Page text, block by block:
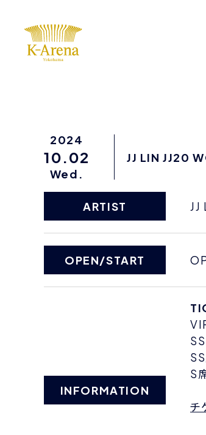
2024
10.02
Wed.
JJ LIN JJ20
ARTIST JJ
OPEN/START
INFORMATION
S
チ